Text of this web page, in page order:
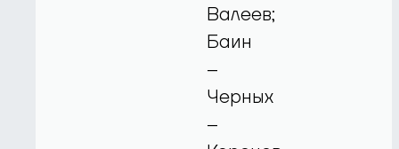
Валеев;
Баин
–
Черных
–